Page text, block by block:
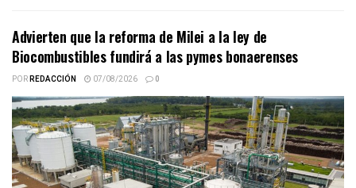
Advierten que la reforma de Milei a la ley de
Biocombustibles fundirá a las pymes bonaerenses
PORREDACCIÓN 07/08/2026 0